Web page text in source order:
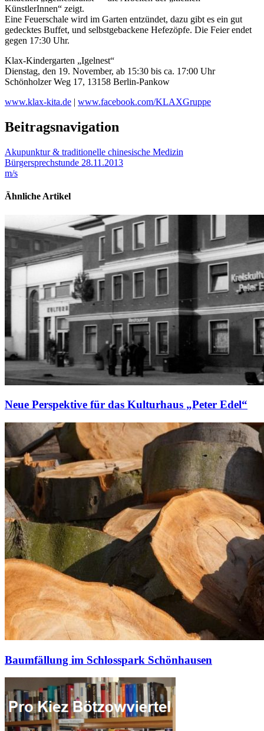
KünstlerInnen“ zeigt.
Eine Feuerschale wird im Garten entzündet, dazu gibt es ein gut
gedecktes Buffet, und selbstgebackene Hefezöpfe. Die Feier endet
gegen 17:30 Uhr.
Klax-Kindergarten „Igelnest“
Dienstag, den 19. November, ab 15:30 bis ca. 17:00 Uhr
Schönholzer Weg 17, 13158 Berlin-Pankow
www.klax-kita.de | www.facebook.com/KLAXGruppe
Beitragsnavigation
Akupunktur & traditionelle chinesische Medizin
Bürgersprechstunde 28.11.2013
m/s
Ähnliche Artikel
Neue Perspektive für das Kulturhaus „Peter Edel“
Baumfällung im Schlosspark Schönhausen